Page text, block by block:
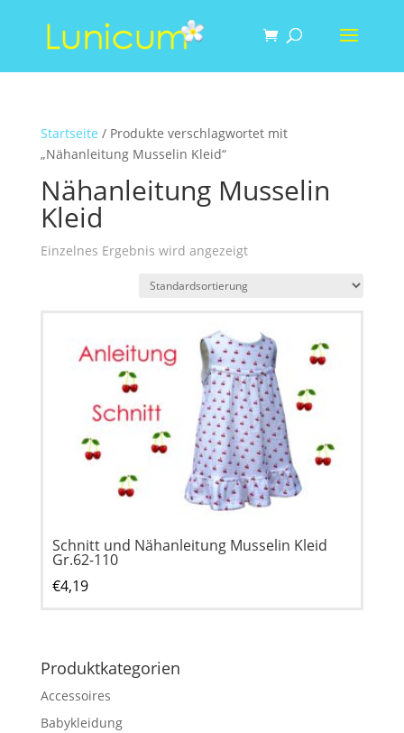
Startseite / Produkte verschlagwortet mit
„Nähanleitung Musselin Kleid“
Nähanleitung Musselin
Kleid
Einzelnes Ergebnis wird angezeigt
Schnitt und Nähanleitung Musselin Kleid
Gr.62-110
€4,19
Produktkategorien
Accessoires
Babykleidung